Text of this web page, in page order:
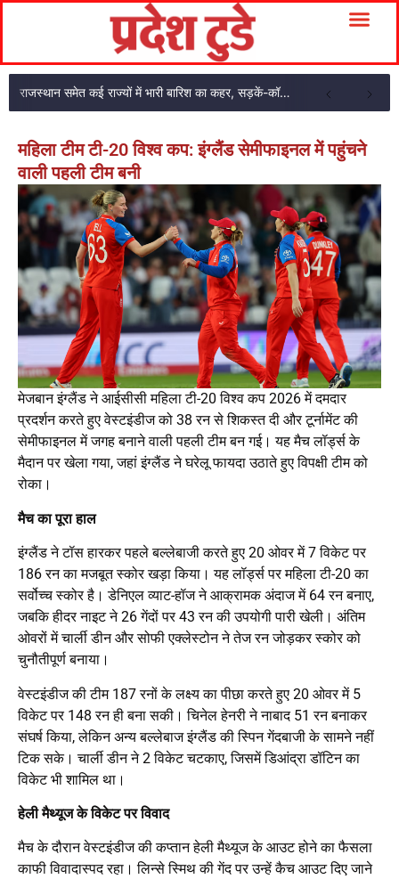
राजस्थान समेत कई राज्यों में भारी बारिश का कहर, सड़कें-कॉलोनियां जलमग्न
महिला टीम टी-20 विश्व कप: इंग्लैंड सेमीफाइनल में पहुंचने
वाली पहली टीम बनी
मेजबान इंग्लैंड ने आईसीसी महिला टी-20 विश्व कप 2026 में दमदार
प्रदर्शन करते हुए वेस्टइंडीज को 38 रन से शिकस्त दी और टूर्नामेंट की
सेमीफाइनल में जगह बनाने वाली पहली टीम बन गई। यह मैच लॉर्ड्स के
मैदान पर खेला गया, जहां इंग्लैंड ने घरेलू फायदा उठाते हुए विपक्षी टीम को
रोका।
मैच का पूरा हाल
इंग्लैंड ने टॉस हारकर पहले बल्लेबाजी करते हुए 20 ओवर में 7 विकेट पर
186 रन का मजबूत स्कोर खड़ा किया। यह लॉर्ड्स पर महिला टी-20 का
सर्वोच्च स्कोर है। डेनिएल व्याट-हॉज ने आक्रामक अंदाज में 64 रन बनाए,
जबकि हीदर नाइट ने 26 गेंदों पर 43 रन की उपयोगी पारी खेली। अंतिम
ओवरों में चार्ली डीन और सोफी एक्लेस्टोन ने तेज रन जोड़कर स्कोर को
चुनौतीपूर्ण बनाया।
वेस्टइंडीज की टीम 187 रनों के लक्ष्य का पीछा करते हुए 20 ओवर में 5
विकेट पर 148 रन ही बना सकी। चिनेल हेनरी ने नाबाद 51 रन बनाकर
संघर्ष किया, लेकिन अन्य बल्लेबाज इंग्लैंड की स्पिन गेंदबाजी के सामने नहीं
टिक सके। चार्ली डीन ने 2 विकेट चटकाए, जिसमें डिआंद्रा डॉटिन का
विकेट भी शामिल था।
हेली मैथ्यूज के विकेट पर विवाद
मैच के दौरान वेस्टइंडीज की कप्तान हेली मैथ्यूज के आउट होने का फैसला
काफी विवादास्पद रहा। लिन्से स्मिथ की गेंद पर उन्हें कैच आउट दिए जाने